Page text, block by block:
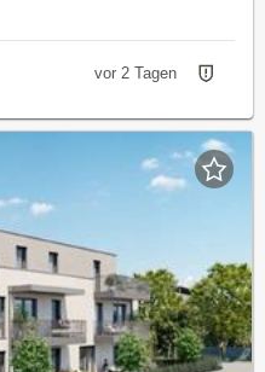
vor 2 Tagen